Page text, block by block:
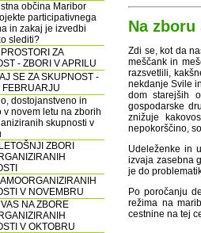
občina Maribor
participativnega
in zakaj je izvedbi
slediti?
ZA
- ZBORI V APRILU
SE ZA SKUPNOST -
FEBRUARJU
dostojanstveno in
v novem letu na zborih
skupnosti v
ZBORI
V NOVEMBRU
NA ZBORE
V OKTOBRU
Na
Zdi se, kot da
meščank in
razsvetlili,
nekdanje Svile
dom starejših
gospodarske
znižuje
nepokorščino,
Udeleženke in
izvaja zasebna
je do
Po poročanju
režima na
cestnine na tej